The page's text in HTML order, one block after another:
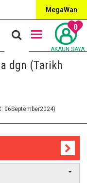
MegaWan
0
AKAUN SAYA
dgn (Tarikh
06September2024)